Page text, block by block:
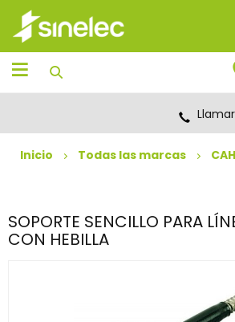
Saltar
contenido
Saltar
menú
de
navegación
Inicio Todas las marcas
SOPORTE SENCILLO PARA
CON HEBILLA